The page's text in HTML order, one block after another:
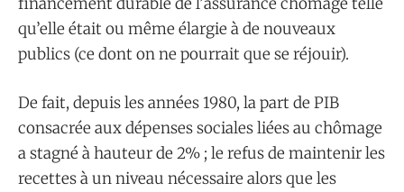
financement durable de l’assurance chômage telle
qu’elle était ou même élargie à de nouveaux
publics (ce dont on ne pourrait que se réjouir).
De fait, depuis les années 1980, la part de PIB
consacrée aux dépenses sociales liées au chômage
a stagné à hauteur de 2% ; le refus de maintenir les
recettes à un niveau nécessaire alors que les